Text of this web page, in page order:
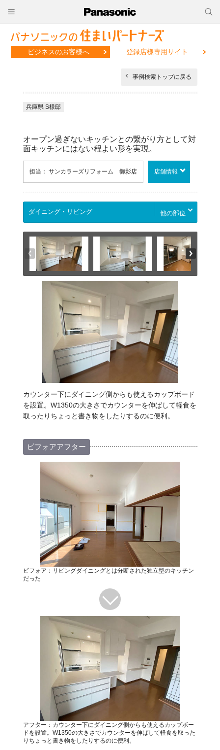
ビジネスのお客様へ 登録店様専用サイト
事例検索トップに戻る
兵庫県 S様邸
オープン過ぎないキッチンとの繋がり方として対
面キッチンにはない程よい形を実現。
担当： サンカラーズリフォーム 御影店 店舗情報
他の部位
カウンター下にダイニング側からも使えるカップボード
を設置。W1350の大きさでカウンターを伸ばして軽食を
取ったりちょっと書き物をしたりするのに便利。
ビフォアアフター
ビフォア：リビングダイニングとは分断された独立型のキッチン
だった
アフター：カウンター下にダイニング側からも使えるカップボー
ドを設置。W1350の大きさでカウンターを伸ばして軽食を取った
りちょっと書き物をしたりするのに便利。